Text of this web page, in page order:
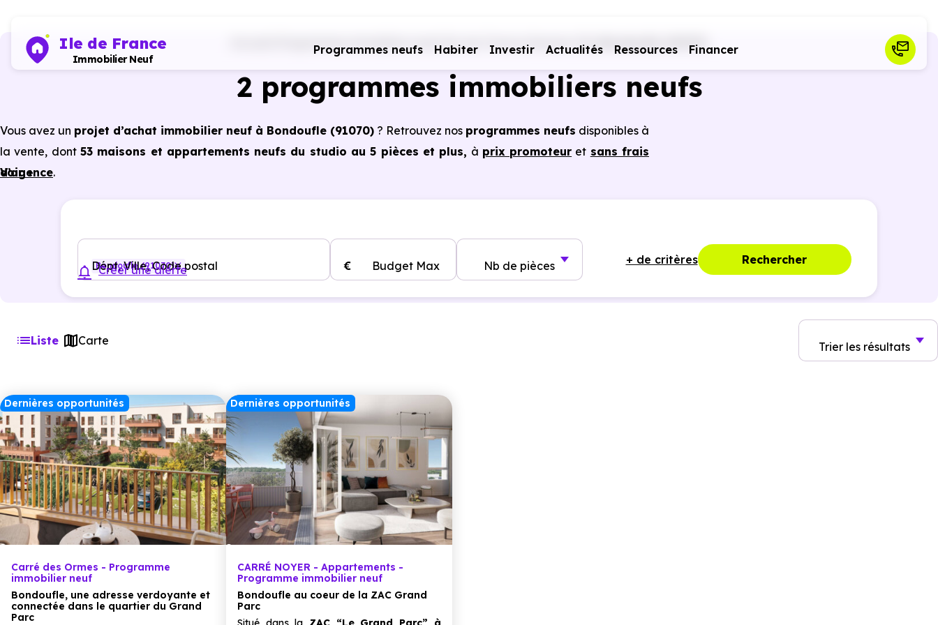
Ile de France
Immobilier Neuf
Programmes neufs Habiter Investir Actualités Ressources Financer
Programmes immobiliers neufs Ile-de-France Essonne (91) Bondoufle (91070)
2 programmes immobiliers neufs
Vous avez un projet d’achat immobilier neuf à Bondoufle (91070) ? Retrouvez nos programmes neufs disponibles à
la vente, dont 53 maisons et appartements neufs du studio au 5 pièces et plus, à prix promoteur et sans frais
d’agence.
garanties constructeur, etc.
Voir +
Dépt, Ville, Code postal
Bondoufle (91070) Budget Max
€ Nb de pièces + de critères Rechercher
Créer une alerte
Liste Carte Trier les résultats
Dernières opportunités
Carré des Ormes - Programme
immobilier neuf
Bondoufle, une adresse verdoyante et
connectée dans le quartier du Grand
Parc
Dernières opportunités
CARRÉ NOYER - Appartements -
Programme immobilier neuf
Bondoufle au coeur de la ZAC Grand
Parc